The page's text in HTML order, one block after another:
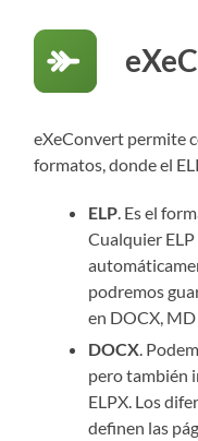
eXeConvert permite
formatos, donde el
ELP. Es el
Cualquier
podremos
en DOCX, MD
DOCX.
pero también
ELPX. Los
definen las